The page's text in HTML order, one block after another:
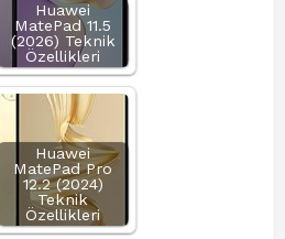
Huawei
MatePad 11.5
(2026) Teknik
Özellikleri
Huawei
MatePad Pro
12.2 (2024)
Teknik
Özellikleri